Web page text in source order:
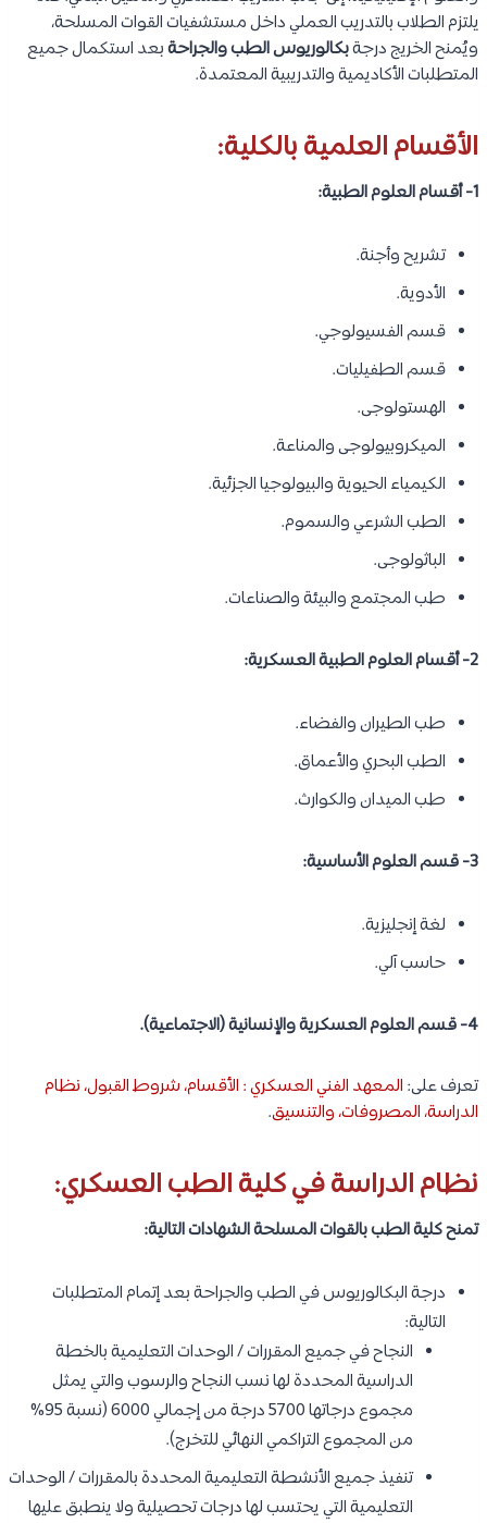
يلتزم الطلاب بالتدريب العملي داخل مستشفيات القوات المسلحة،
ويُمنح الخريج درجةبكالوريوس الطب والجراحةبعد استكمال جميع
المتطلبات الأكاديمية والتدريبية المعتمدة.
الأقسام العلمية بالكلية:
1- أقسام العلوم الطبية:
تشريح وأجنة.
الأدوية.
قسم الفسيولوجي.
قسم الطفيليات.
الهستولوجى.
الميكروبيولوجى والمناعة.
الكيمياء الحيوية والبيولوجيا الجزئية.
الطب الشرعي والسموم.
الباثولوجى.
طب المجتمع والبيئة والصناعات.
2- أقسام العلوم الطبية العسكرية:
طب الطيران والفضاء.
الطب البحري والأعماق.
طب الميدان والكوارث.
3- قسم العلوم الأساسية:
لغة إنجليزية.
حاسب آلي.
4- قسم العلوم العسكرية والإنسانية (الاجتماعية).
تعرف على: المعهد الفني العسكري : الأقسام، شروط القبول، نظام
الدراسة، المصروفات، والتنسيق.
نظام الدراسة في كلية الطب العسكري:
تمنح كلية الطب بالقوات المسلحة الشهادات التالية:
درجة البكالوريوس في الطب والجراحة بعد إتمام المتطلبات
التالية:
النجاح في جميع المقررات / الوحدات التعليمية بالخطة
الدراسية المحددة لها نسب النجاح والرسوب والتي يمثل
مجموع درجاتها 5700 درجة من إجمالي 6000 (نسبة 95%
من المجموع التراكمي النهائي للتخرج).
تنفيذ جميع الأنشطة التعليمية المحددة بالمقررات / الوحدات
التعليمية التي يحتسب لها درجات تحصيلية ولا ينطبق عليها